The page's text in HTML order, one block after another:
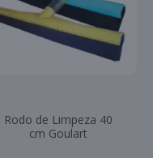
Rodo de Limpeza 40
cm Goulart